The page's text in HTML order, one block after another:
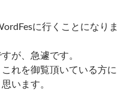
に行くことになりま
が、急遽です。
れを御覧頂いている方に
います。